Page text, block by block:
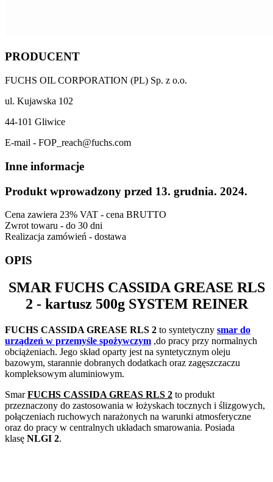
PRODUCENT
FUCHS OIL CORPORATION (PL) Sp. z o.o.
ul. Kujawska 102
44-101 Gliwice
E-mail - FOP_reach@fuchs.com
Inne informacje
Produkt wprowadzony przed 13. grudnia. 2024.
Cena zawiera 23% VAT - cena BRUTTO
Zwrot towaru - do 30 dni
Realizacja zamówień - dostawa
OPIS
SMAR FUCHS CASSIDA GREASE RLS
2 - kartusz 500g SYSTEM REINER
FUCHS CASSIDA GREASE RLS 2 to syntetyczny smar do
urządzeń w przemyśle spożywczym ,do pracy przy normalnych
obciążeniach. Jego skład oparty jest na syntetycznym oleju
bazowym, starannie dobranych dodatkach oraz zagęszczaczu
kompleksowym aluminiowym.
SmarFUCHS CASSIDA GREAS RLS 2 to produkt
przeznaczony do zastosowania w łożyskach tocznych i ślizgowych,
połączeniach ruchowych narażonych na warunki atmosferyczne
oraz do pracy w centralnych układach smarowania. Posiada
klasę NLGI 2.